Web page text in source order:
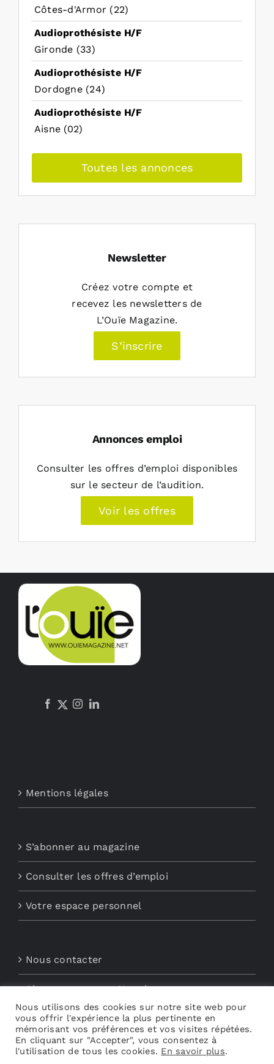
Côtes-d'Armor (22)
Audioprothésiste H/F
Gironde (33)
Audioprothésiste H/F
Dordogne (24)
Audioprothésiste H/F
Aisne (02)
Toutes les annonces
Newsletter
Créez votre compte et
recevez les newsletters de
L’Ouïe Magazine.
S’inscrire
Annonces emploi
Consulter les offres d’emploi disponibles
sur le secteur de l’audition.
Voir les offres
Mentions légales
S’abonner au magazine
Consulter les offres d’emploi
Votre espace personnel
Nous contacter
Abonnements aux Newsletters
Découvrez My Audio
Nous utilisons des cookies sur notre site web pour
vous offrir l'expérience la plus pertinente en
mémorisant vos préférences et vos visites répétées.
En cliquant sur "Accepter", vous consentez à
l'utilisation de tous les cookies. En savoir plus.